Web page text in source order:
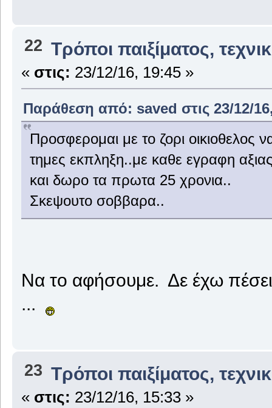
22 Τρόποι παιξίματος,
« στις: 23/12/16, 19:45 »
Παράθεση από: saved στις 23/12/
Προσφερομαι με το ζορι
τημες εκπληξη..με καθε εγραφη
και δωρο τα πρωτα 25 χρονια..
Σκεψουτο σοββαρα..
Να το αφήσουμε. Δε έχω
...
23 Τρόποι παιξίματος,
« στις: 23/12/16, 15:33 »